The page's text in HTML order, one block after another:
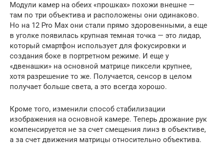
Модули камер на обеих «прошках» похожи внешне —
там по три объектива и расположены они одинаково.
Но на 12 Pro Max они стали прямо здоровенными, а еще
в уголке появилась крупная темная точка — это лидар,
который смартфон использует для фокусировки и
создания боке в портретном режиме. И еще у
«двенашки» на основной матрице пиксели крупнее,
хотя разрешение то же. Получается, сенсор в целом
получает больше света, а это всегда хорошо.
Кроме того, изменили способ стабилизации
изображения на основной камере. Теперь дрожание рук
компенсируется не за счет смещения линз в объективе,
а за счет движения матрицы относительно объектива.